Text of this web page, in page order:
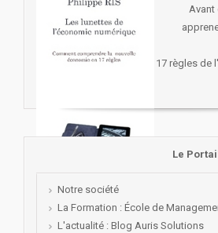
Avant
17 règles de
Le
Notre société
La Formation : École de
L'actualité : Blog Auris Solutions